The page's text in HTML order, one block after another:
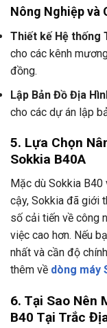
Nông Nghiệp và
Thiết kế Hệ thống
cho các kênh
đồng.
Lập Bản Đồ Địa
cho các dự án lập
5. Lựa Chọn
Sokkia B40A
Mặc dù Sokkia
cậy, Sokkia đã giới
số cải tiến về công
việc cao hơn. Nếu
nhất và cần độ
thêm về dòng máy
6. Tại Sao Nên
B40 Tại Trắc